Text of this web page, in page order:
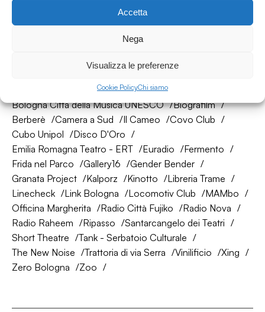
Accetta
Nega
Visualizza le preferenze
Cookie PolicyChi siamo
La nostra rete di amici
AtelierSì
Baumhaus
Bologna Città della Musica UNESCO
Biografilm
Berberè
Camera a Sud Il Cameo
Covo Club
Cubo Unipol
Disco D'Oro
Emilia Romagna Teatro - ERT
Euradio
Fermento
Frida nel Parco
Gallery16
Gender Bender
Granata Project
Kalporz Kinotto
Libreria Trame
Linecheck
Link Bologna Locomotiv Club
MAMbo
Officina Margherita
Radio Città Fujiko
Radio Nova
Radio Raheem
Ripasso
Santarcangelo dei Teatri
Short Theatre
Tank - Serbatoio Culturale
The New Noise
Trattoria di via Serra Vinilificio
Xing
Zero Bologna
Zoo